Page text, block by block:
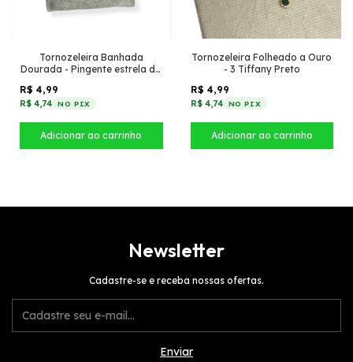
Tornozeleira Banhada
Dourada - Pingente estrela do
R$ 4,99
R$ 4,74 NO PIX
Tornozeleira Folheado a Ouro
- 3 Tiffany Preto
R$ 4,99
R$ 4,74 NO PIX
Newsletter
Cadastre-se e receba nossas ofertas.